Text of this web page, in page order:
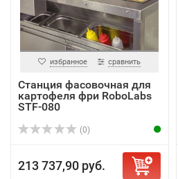
избранное сравнить
Станция фасовочная для
картофеля фри RoboLabs
STF-080
(0)
213 737,90 руб.